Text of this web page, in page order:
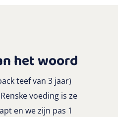
het woord
teef van 3 jaar)
voeding is ze
en we zijn pas 1